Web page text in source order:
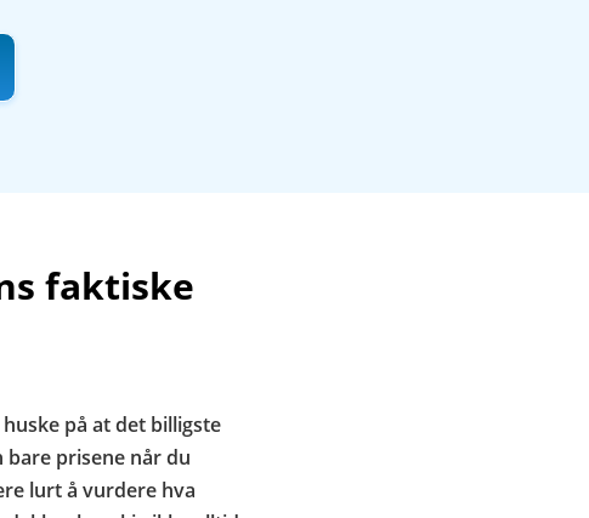
faktiske
på at det billigste
bare prisene når du
lurt å vurdere hva